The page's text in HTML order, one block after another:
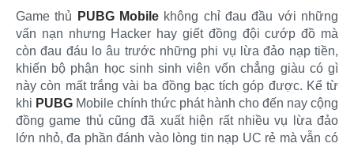
Game thủ PUBG Mobile không chỉ đau đầu với những
vấn nạn nhưng Hacker hay giết đồng đội cướp đồ mà
còn đau đáu lo âu trước những phi vụ lừa đảo nạp tiền,
khiến bộ phận học sinh sinh viên vốn chẳng giàu có gì
này còn mất trắng vài ba đồng bạc tích góp được. Kể từ
khi PUBG Mobile chính thức phát hành cho đến nay cộng
đồng game thủ cũng đã xuất hiện rất nhiều vụ lừa đảo
lớn nhỏ, đa phần đánh vào lòng tin nạp UC rẻ mà vẫn có